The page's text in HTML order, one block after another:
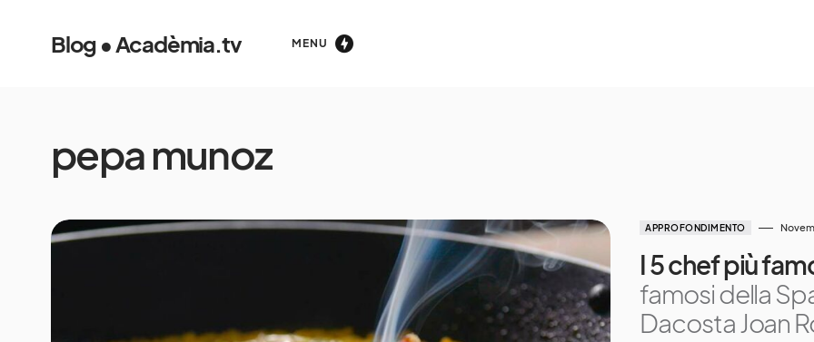
Blog • Acadèmia.tv MENU
pepa munoz
APPROFONDIMENTO
I 5 chef più
famosi della
Dacosta Joan